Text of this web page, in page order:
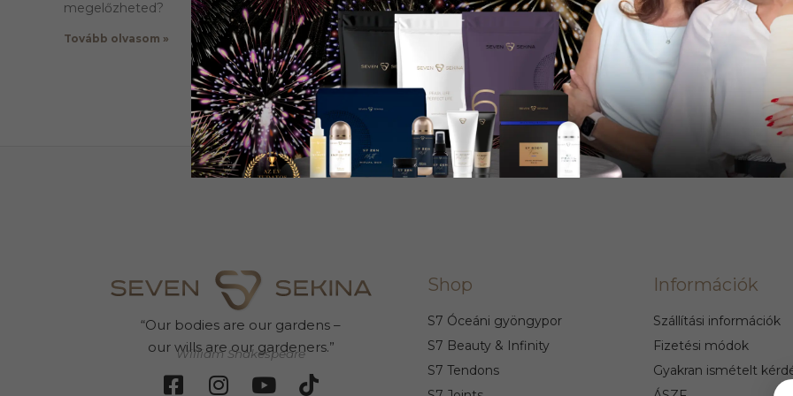
megelőzheted?
Tovább olvasom »
“Our bodies are our gardens –
our wills are our gardeners.”
William Shakespeare
Shop
S7 Óceáni gyöngypor
S7 Beauty & Infinity
S7 Tendons
Információk
Szállítási információk
Fizetési módok
Gyakran ismételt